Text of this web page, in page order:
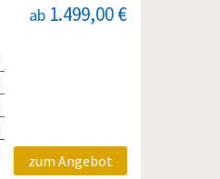
ab 1.499,00 €
zum Angebot